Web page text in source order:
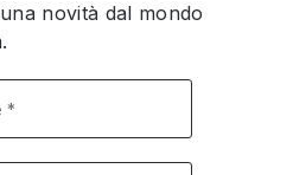
novità dal mondo